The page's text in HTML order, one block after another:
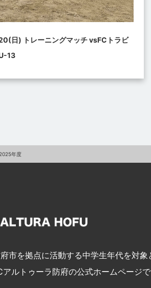
日) トレーニングマッチ vsFCトラビ
13
2025年度
市を拠点に活動する中学生年代を対象
アルトゥーラ防府の公式ホームページで